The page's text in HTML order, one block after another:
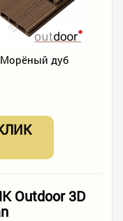
Морёный дуб
Outdoor 3D